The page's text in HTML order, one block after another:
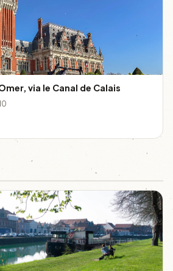
via le Canal de Calais